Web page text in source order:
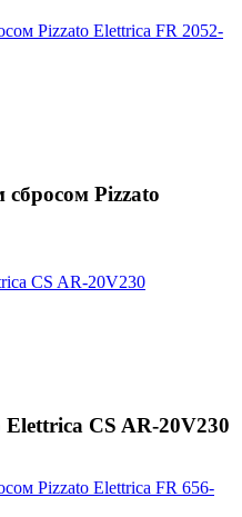
Pizzato
CS AR-20V230